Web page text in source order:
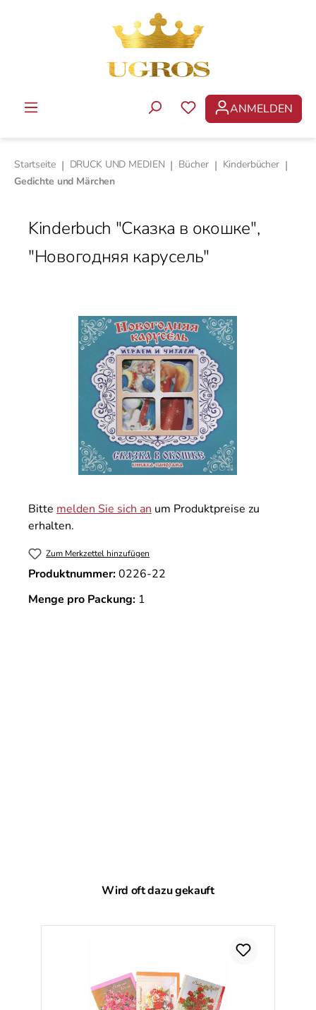
DU HAST 0
ANMELDEN
Startseite | DRUCK UND MEDIEN | Bücher | Kinderbücher |
Gedichte und Märchen
Kinderbuch "Сказка в окошке",
"Новогодняя карусель"
Bitte melden Sie sich an um Produktpreise zu
erhalten.
Zum Merkzettel hinzufügen
Produktnummer:0226-22
Menge pro Packung: 1
Produktgalerie überspringen
Wird oft dazu gekauft